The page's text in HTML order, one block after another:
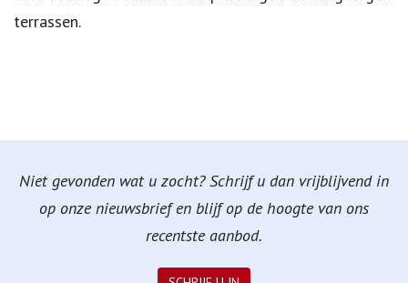
terrassen.
Niet gevonden wat u zocht? Schrijf u dan vrijblijvend in
op onze nieuwsbrief en blijf op de hoogte van ons
recentste aanbod.